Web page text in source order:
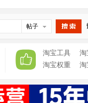
帖子
淘宝工具 淘
淘宝权重
淘